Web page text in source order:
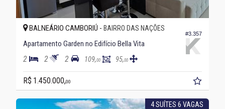
#3.357
BALNEÁRIO CAMBORIÚ - BAIRRO DAS NAÇÕES
Apartamento Garden no Edifício Bella Vita
2 2 2 109,00 95,00
R$ 1.450.000,00
4 SUÍTES 6 VAGAS